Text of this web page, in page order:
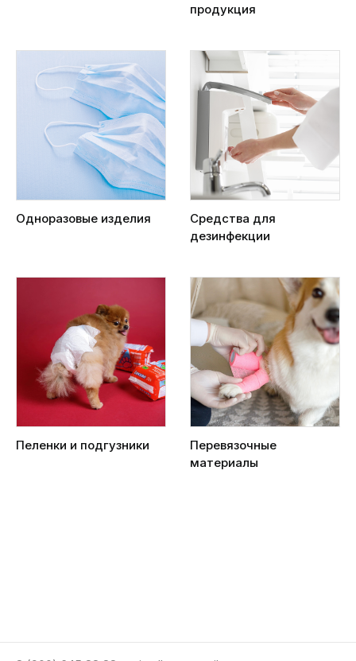
продукция
Одноразовые изделия
Средства для
дезинфекции
Пеленки и подгузники
Перевязочные
материалы